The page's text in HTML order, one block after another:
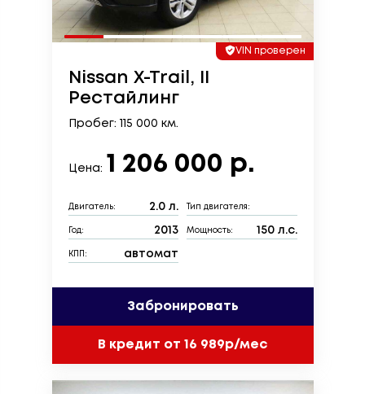
VIN проверен
Nissan X-Trail, II
Рестайлинг
Пробег: 115 000 км.
Цена: 1 206 000 р.
Двигатель: 2.0 л. Тип двигателя:
Год: 2013 Мощность: 150 л.с.
КПП: автомат
Забронировать
В кредит от 16 989р/мес